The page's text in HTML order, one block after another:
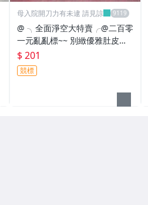
母入院開刀力有未逮 請見諒
@ ╮全面淨空大特賣╭@二百零
一元亂亂標~~ 別緻優雅肚皮舞
上衣
$ 201
競標